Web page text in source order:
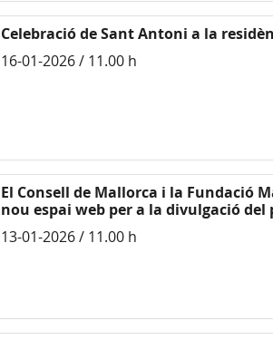
Celebració de Sant Antoni a la
16-01-2026 / 11.00 h
El Consell de Mallorca i la Fundació
nou espai web per a la divulgació
13-01-2026 / 11.00 h